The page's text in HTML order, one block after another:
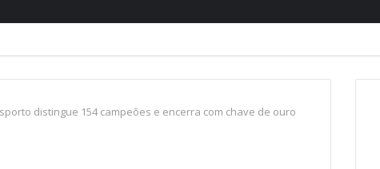
distingue 154 campeões e encerra com chave de ouro